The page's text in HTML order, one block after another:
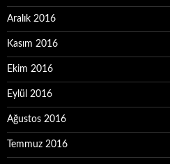
Aralık 2016
Kasım 2016
Ekim 2016
Eylül 2016
Ağustos 2016
Temmuz 2016